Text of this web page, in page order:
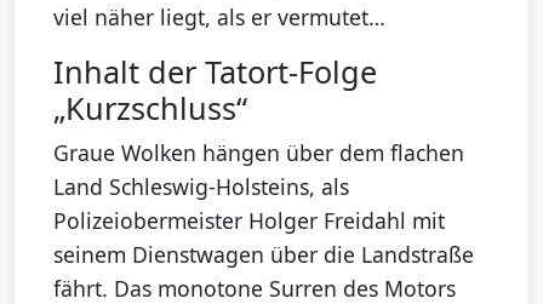
viel näher liegt, als er vermutet…
Inhalt der Tatort-Folge
„Kurzschluss“
Graue Wolken hängen über dem flachen
Land Schleswig-Holsteins, als
Polizeiobermeister Holger Freidahl mit
seinem Dienstwagen über die Landstraße
fährt. Das monotone Surren des Motors